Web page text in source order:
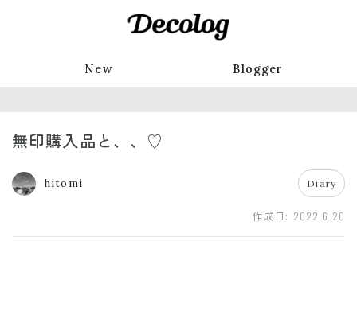
New Blogger
無印購入品と、、♡
hitomi Diary
作成日: 2022.6.20